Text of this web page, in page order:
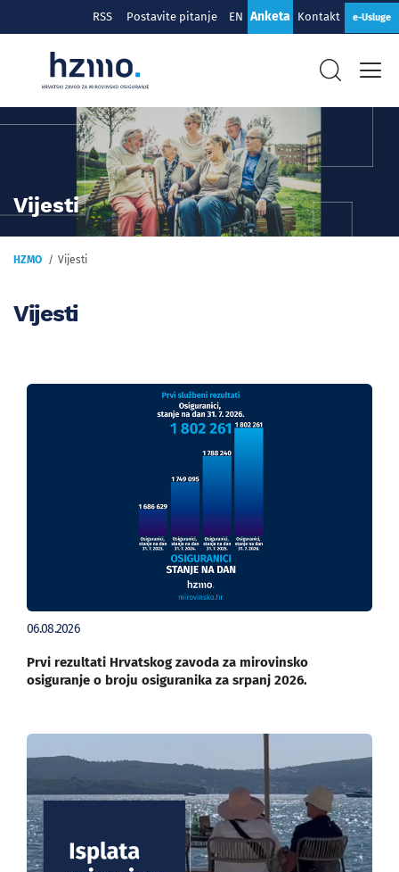
RSS Postavite pitanje EN Anketa Kontakt e-Usluge
Vijesti
HZMO Vijesti
Vijesti
06.08.2026
Prvi rezultati Hrvatskog zavoda za mirovinsko
osiguranje o broju osiguranika za srpanj 2026.